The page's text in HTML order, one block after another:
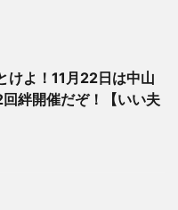
けよ！11月22日は中山
絆開催だぞ！【いい夫